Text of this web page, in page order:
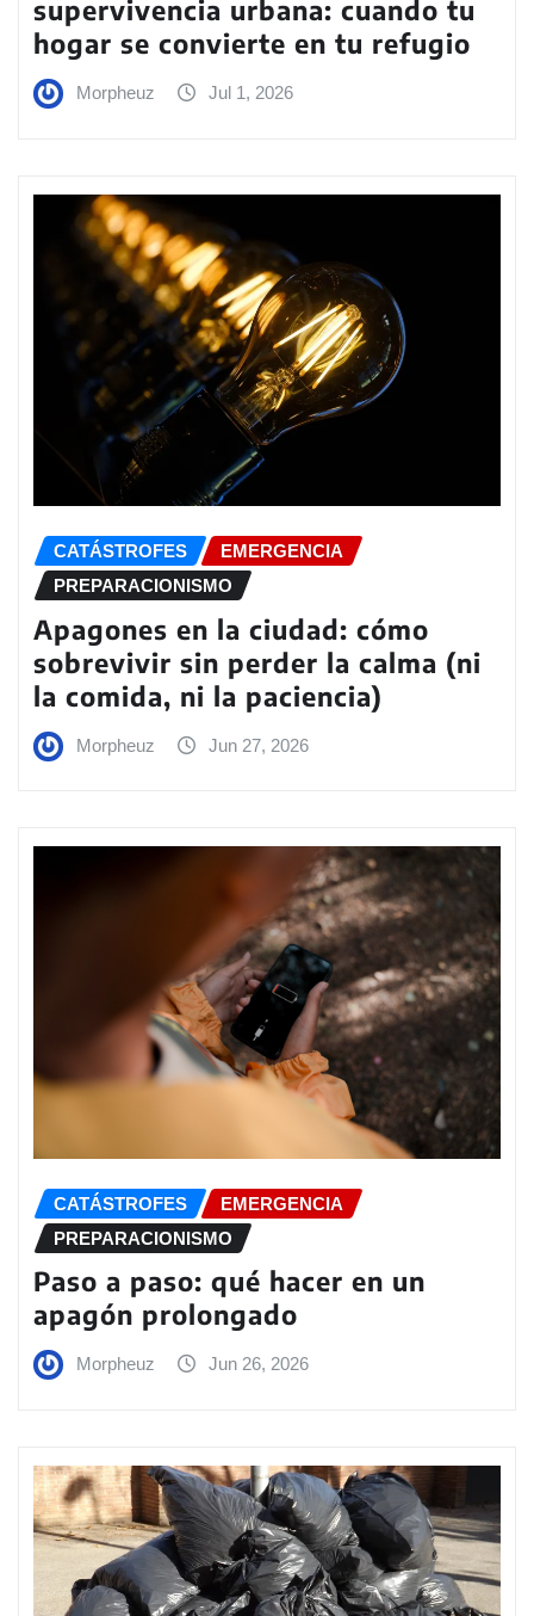
supervivencia urbana: cuando tu
hogar se convierte en tu refugio
Morpheuz Jul 1, 2026
CATÁSTROFES
EMERGENCIA
PREPARACIONISMO
Apagones en la ciudad: cómo
sobrevivir sin perder la calma (ni
la comida, ni la paciencia)
Morpheuz Jun 27, 2026
CATÁSTROFES
EMERGENCIA
PREPARACIONISMO
Paso a paso: qué hacer en un
apagón prolongado
Morpheuz Jun 26, 2026